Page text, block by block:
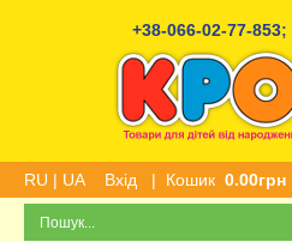
+38-066-02-77-853;
RU | UA Вхід | Кошик 0.00грн